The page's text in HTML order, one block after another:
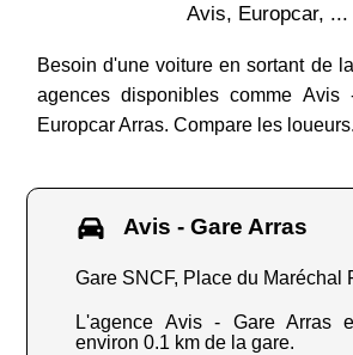
Avis, Europcar, ...
Besoin d'une voiture en sortant de
agences disponibles comme
Europcar Arras. Compare les loueurs.
Avis - Gare Arras
Gare SNCF, Place du Maréchal
L'agence Avis - Gare Arras
environ 0.1 km de la gare.